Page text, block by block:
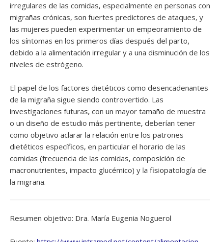
irregulares de las comidas, especialmente en personas con
migrañas crónicas, son fuertes predictores de ataques, y
las mujeres pueden experimentar un empeoramiento de
los síntomas en los primeros días después del parto,
debido a la alimentación irregular y a una disminución de los
niveles de estrógeno.
El papel de los factores dietéticos como desencadenantes
de la migraña sigue siendo controvertido. Las
investigaciones futuras, con un mayor tamaño de muestra
o un diseño de estudio más pertinente, deberían tener
como objetivo aclarar la relación entre los patrones
dietéticos específicos, en particular el horario de las
comidas (frecuencia de las comidas, composición de
macronutrientes, impacto glucémico) y la fisiopatología de
la migraña.
Resumen objetivo: Dra. María Eugenia Noguerol